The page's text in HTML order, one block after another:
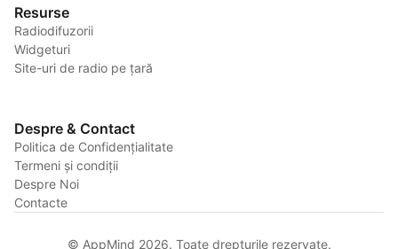
Resurse
Radiodifuzorii
Widgeturi
Site-uri de radio pe țară
Despre & Contact
Politica de Confidențialitate
Termeni și condiții
Despre Noi
Contacte
© AppMind 2026. Toate drepturile rezervate.